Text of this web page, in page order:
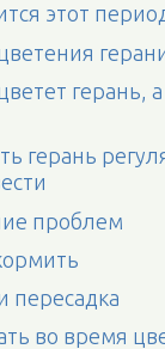
этот
герань,
герань
проблем
пересадка
во время